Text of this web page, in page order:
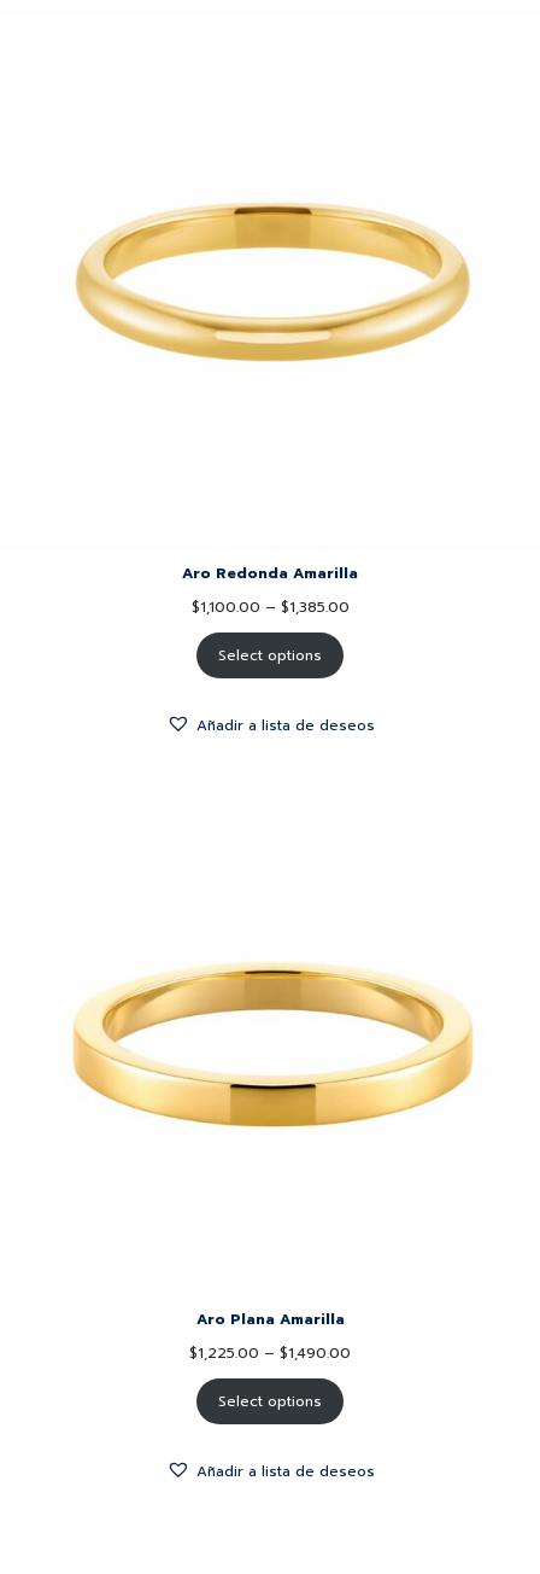
Aro Redonda Amarilla
$1,100.00 – $1,385.00
Select options
Añadir a lista de deseos
Aro Plana Amarilla
$1,225.00 – $1,490.00
Select options
Añadir a lista de deseos